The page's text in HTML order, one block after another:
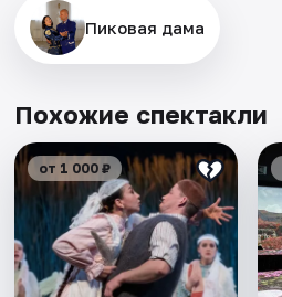
Пиковая дама
Похожие спектакли
от 1 000 ₽